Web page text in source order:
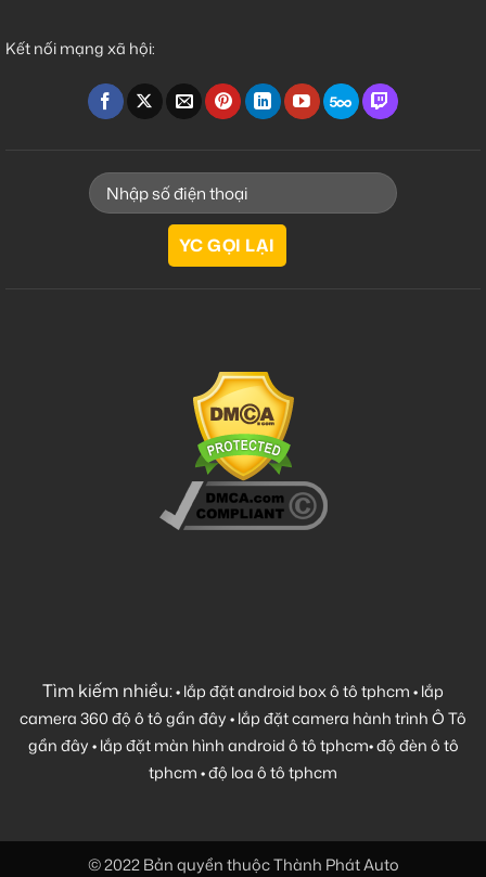
Kết nối mạng xã hội:
Tìm kiếm nhiều:•lắp đặt android box ô tô tphcm•lắp
camera 360 độ ô tô gần đây•lắp đặt camera hành trình Ô Tô
gần đây•lắp đặt màn hình android ô tô tphcm•độ đèn ô tô
tphcm•độ loa ô tô tphcm
© 2022 Bản quyền thuộc Thành Phát Auto